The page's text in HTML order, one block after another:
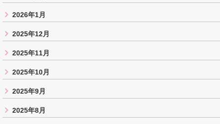
2026年1月
2025年12月
2025年11月
2025年10月
2025年9月
2025年8月